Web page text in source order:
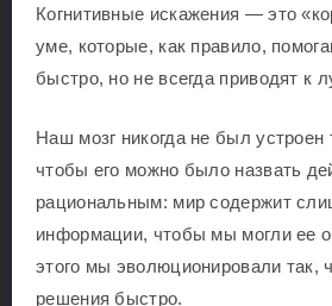
Когнитивные искажения — это
уме, которые, как правило,
быстро, но не всегда приводят к
Наш мозг никогда не был устроен
чтобы его можно было назвать
рациональным: мир содержит
информации, чтобы мы могли ее
этого мы эволюционировали так,
решения быстро.